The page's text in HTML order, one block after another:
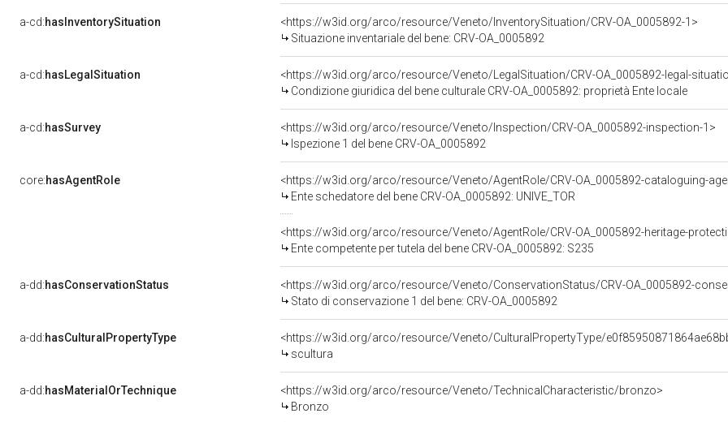
a-cd:hasInventorySituation
<https://w3id.org/arco/resource/Veneto/InventorySituation/CRV-OA_0005892-1>
Situazione inventariale del bene: CRV-OA_0005892
a-cd:hasLegalSituation
<https://w3id.org/arco/resource/Veneto/LegalSituation/CRV-OA_0005892-legal-
Condizione giuridica del bene culturale CRV-OA_0005892: proprietà Ente locale
a-cd:hasSurvey
<https://w3id.org/arco/resource/Veneto/Inspection/CRV-OA_0005892-inspection-1>
Ispezione 1 del bene CRV-OA_0005892
core:hasAgentRole
<https://w3id.org/arco/resource/Veneto/AgentRole/CRV-OA_0005892-cataloguing-
Ente schedatore del bene CRV-OA_0005892: UNIVE_TOR
<https://w3id.org/arco/resource/Veneto/AgentRole/CRV-OA_0005892-heritage-
Ente competente per tutela del bene CRV-OA_0005892: S235
a-dd:hasConservationStatus
<https://w3id.org/arco/resource/Veneto/ConservationStatus/CRV-OA_0005892-
Stato di conservazione 1 del bene: CRV-OA_0005892
a-dd:hasCulturalPropertyType
<https://w3id.org/arco/resource/Veneto/CulturalPropertyType/
scultura
a-dd:hasMaterialOrTechnique
<https://w3id.org/arco/resource/Veneto/TechnicalCharacteristic/bronzo>
Bronzo